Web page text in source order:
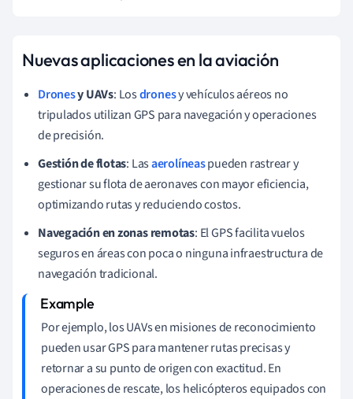
Nuevas aplicaciones en la aviación
Dronesy UAVs: Losdronesy vehículos aéreos no
tripulados utilizan GPS para navegación y operaciones
de precisión.
Gestión de flotas: Lasaerolíneaspueden rastrear y
gestionar su flota de aeronaves con mayor eficiencia,
optimizando rutas y reduciendo costos.
Navegación en zonas remotas: El GPS facilita vuelos
seguros en áreas con poca o ninguna infraestructura de
navegación tradicional.
Por ejemplo, los UAVs en misiones de reconocimiento
pueden usar GPS para mantener rutas precisas y
retornar a su punto de origen con exactitud. En
operaciones de rescate, los helicópteros equipados con